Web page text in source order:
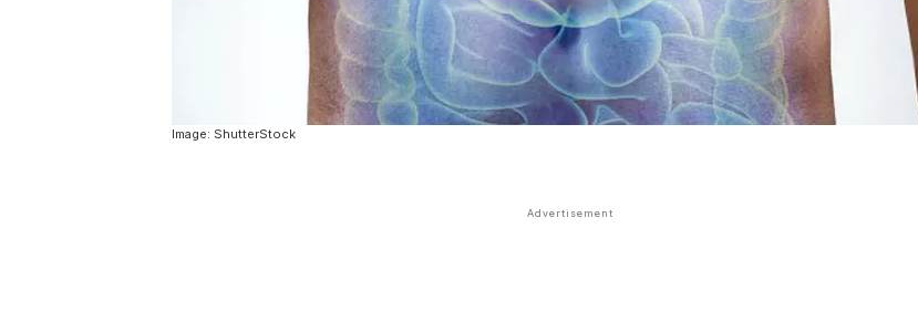
Image: ShutterStock